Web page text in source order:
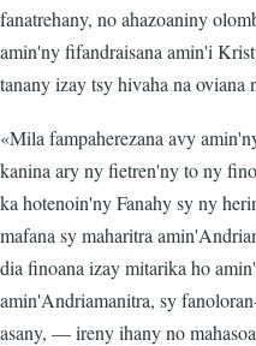
fanatrehany, no ahazoaniny
amin'ny fifandraisana amin'i
tanany izay tsy hivaha na oviana
«Mila fampaherezana avy
kanina ary ny fietren'ny to ny
ka hotenoin'ny Fanahy sy ny
mafana sy maharitra
dia finoana izay mitarika ho
amin'Andriamanitra, sy
asany, — ireny ihany no